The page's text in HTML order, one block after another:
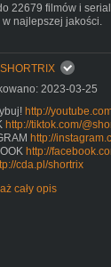
22679 filmów i
najlepszej jakości.
SHORTRIX
2023-03-25
http://
http://tiktok.com/
http://
http://
cda.pl/shortrix
Spontan,
na tym kanale.
cały opis